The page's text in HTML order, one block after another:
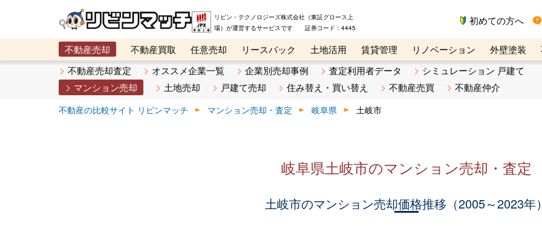
リビン・テクノロジーズ株式会社（東証グロース上
場）が運営するサービスです 証券コード：4445
初めての方へ
不動産売却 不動産買取 任意売却 リースバック 土地活用 賃貸管理 リノベーション 外壁塗装
メタ住宅展示場
ベスト不動産カンパニー オンライン講座 リビンマガジンBiz 不動産売却ご相談デスク
不動産売却査定 オススメ企業一覧 企業別売却事例 査定利用者データ
シミュレーション 戸建て
マンション売却
土地売却 戸建て売却 住み替え・買い替え 不動産売買 不動産仲介
不動産の比較サイト リビンマッチ マンション売却・査定 岐阜県 土岐市
岐阜県土岐市のマンション売却・査定
土岐市のマンション売却価格推移（2005～2023年